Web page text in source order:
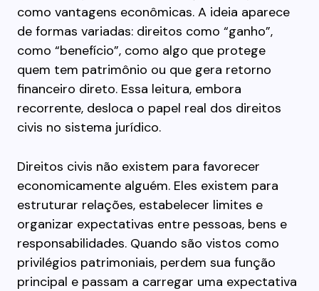
como vantagens econômicas. A ideia aparece
de formas variadas: direitos como “ganho”,
como “benefício”, como algo que protege
quem tem patrimônio ou que gera retorno
financeiro direto. Essa leitura, embora
recorrente, desloca o papel real dos direitos
civis no sistema jurídico.
Direitos civis não existem para favorecer
economicamente alguém. Eles existem para
estruturar relações, estabelecer limites e
organizar expectativas entre pessoas, bens e
responsabilidades. Quando são vistos como
privilégios patrimoniais, perdem sua função
principal e passam a carregar uma expectativa